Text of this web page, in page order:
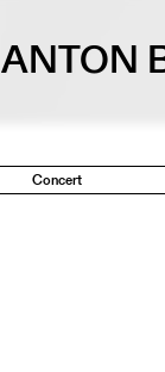
ANTON
Concert